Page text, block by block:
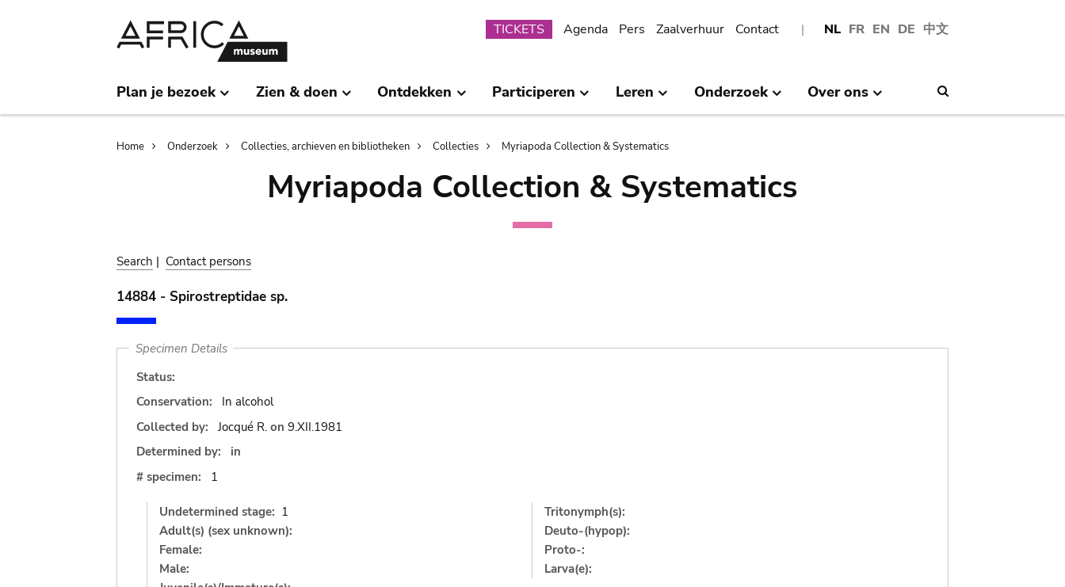
NL FR EN DE 中文
Submenu
TICKETS Agenda Pers Zaalverhuur Contact
Plan je bezoek Zien & doen Ontdekken Participeren Leren Onderzoek Over ons
Breadcrumb
Home Onderzoek Collecties, archieven en bibliotheken Collecties Myriapoda Collection & Systematics
Myriapoda Collection & Systematics
Search | Contact persons
14884 - Spirostreptidae sp.
Specimen Details
Status:
Conservation:
In alcohol
Collected by:
Jocqué R. on 9.XII.1981
Determined by:
in
# specimen:
1
Undetermined stage: 1
Adult(s) (sex unknown):
Female:
Male:
Tritonymph(s):
Deuto-(hypop):
Proto-:
Larva(e):